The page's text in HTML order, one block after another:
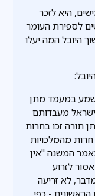
היא לזכר
לספירת העומר
היובל המה יעלו
במעמד מתן
ישראל מעבדותם
תורה זכו בחרות
מהמלכויות
המשנה "אין
אלא מי שעוסק בתורה". 3) אסור לזרוע
לא זריעה